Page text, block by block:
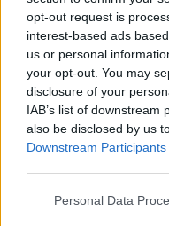
opt-out request is
interest-based ads
us or personal
your opt-out. You may
disclosure of your
IAB’s list of
also be disclosed by us
Downstream Participants
Personal Data
Τα όπλα, το
Ο εκσυγχρονισμός
στους αισθητήρες
Πολεμικό Ναυτικό
παρεμβάσεις που θα
επιβιωσιμότητα και
πλοίων.
Η αναβάθμιση του
επιλογή του